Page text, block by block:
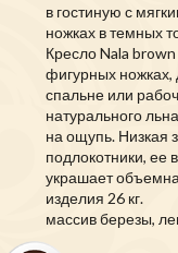
в гостиную с
ножках в темных
Кресло Nala brown
фигурных ножках,
спальне или
натурального
на ощупь. Низкая
подлокотники, ее
украшает
изделия 26 кг.
массив березы,